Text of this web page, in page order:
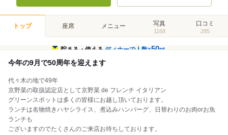
トップ 座席 メニュー 写真
1168
口コミ
285
貯まる・使えるディナーで人数×50pt
今年の9月で50周年を迎えます
代々木の地で49年
京野菜の取扱認定店として京野菜 de フレンチ イタリアン
グリーンスポットは多くの皆様にお越し頂いております。
ランチは名物焼きハヤシライス、煮込みハンバーグ、日替わりのお肉orお魚
ランチも
ございますのでたくさんのご来店お待ちしております。